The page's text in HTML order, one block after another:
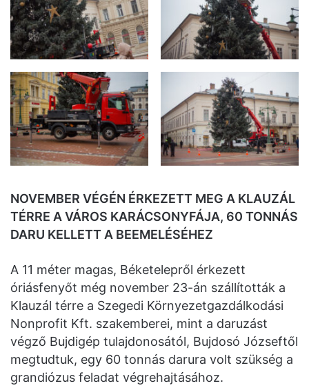
NOVEMBER VÉGÉN ÉRKEZETT MEG A KLAUZÁL
TÉRRE A VÁROS KARÁCSONYFÁJA, 60 TONNÁS
DARU KELLETT A BEEMELÉSÉHEZ
A 11 méter magas, Béketelepről érkezett
óriásfenyőt még november 23-án szállították a
Klauzál térre a Szegedi Környezetgazdálkodási
Nonprofit Kft. szakemberei, mint a daruzást
végző Bujdigép tulajdonosától, Bujdosó Józseftől
megtudtuk, egy 60 tonnás darura volt szükség a
grandiózus feladat végrehajtásához.